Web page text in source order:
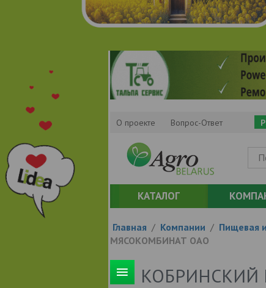
О проекте Вопрос-Ответ
КАТАЛОГ
Главная / Компании / Пищевая
МЯСОКОМБИНАТ ОАО